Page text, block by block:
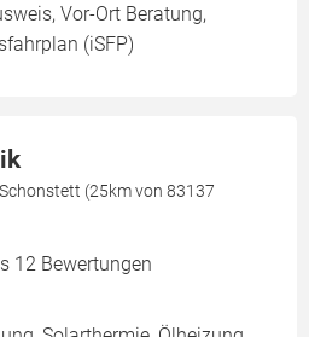
Vor-Ort Beratung,
(iSFP)
(25km von 83137
12 Bewertungen